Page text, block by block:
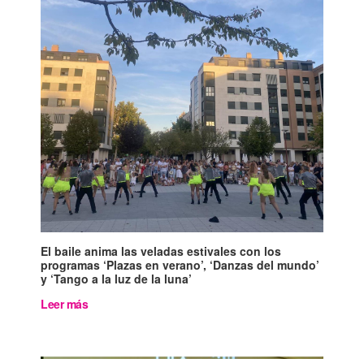
El baile anima las veladas estivales con los
programas ‘Plazas en verano’, ‘Danzas del mundo’
y ‘Tango a la luz de la luna’
Leer más